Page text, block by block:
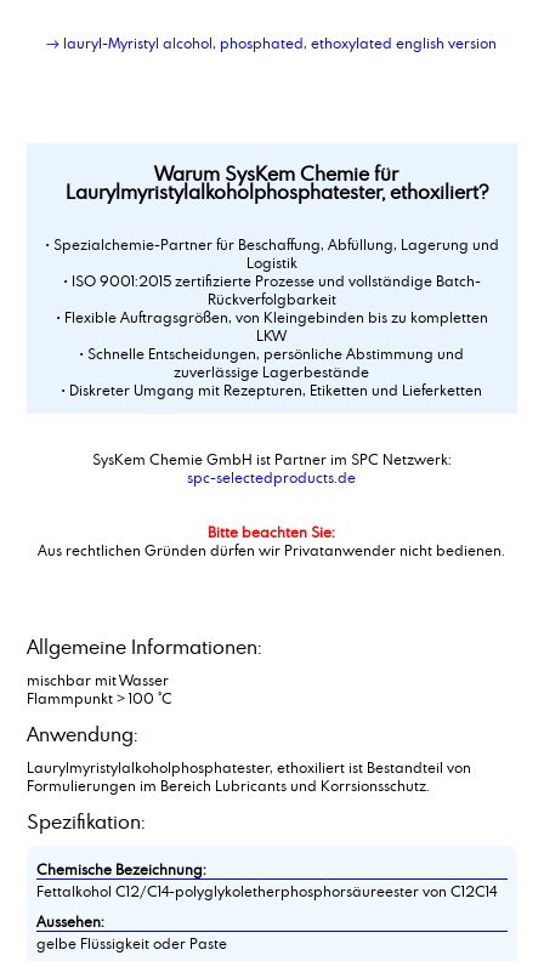
→ lauryl-Myristyl alcohol, phosphated, ethoxylated english version
Warum SysKem Chemie für
Laurylmyristylalkoholphosphatester, ethoxiliert?
• Spezialchemie-Partner für Beschaffung, Abfüllung, Lagerung und
Logistik
• ISO 9001:2015 zertifizierte Prozesse und vollständige Batch-
Rückverfolgbarkeit
• Flexible Auftragsgrößen, von Kleingebinden bis zu kompletten
LKW
• Schnelle Entscheidungen, persönliche Abstimmung und
zuverlässige Lagerbestände
• Diskreter Umgang mit Rezepturen, Etiketten und Lieferketten
SysKem Chemie GmbH ist Partner im SPC Netzwerk:
spc-selectedproducts.de
Bitte beachten Sie:
Aus rechtlichen Gründen dürfen wir Privatanwender nicht bedienen.
Allgemeine Informationen:
mischbar mit Wasser
Flammpunkt > 100 °C
Anwendung:
Laurylmyristylalkoholphosphatester, ethoxiliert ist Bestandteil von
Formulierungen im Bereich Lubricants und Korrsionsschutz.
Spezifikation:
Chemische Bezeichnung:
Fettalkohol C12/C14-polyglykoletherphosphorsäureester von C12C14
Aussehen:
gelbe Flüssigkeit oder Paste